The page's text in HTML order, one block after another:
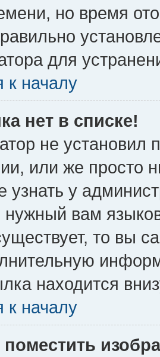
но время
для
к началу
нет в списке!
не установил
или же просто
узнать у
нужный вам
то вы
находится
к началу
поместить